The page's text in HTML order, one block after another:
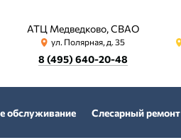
АТЦ Медведково, СВАО
ул. Полярная, д. 35
8 (495) 640-20-48
обслуживание Слесарный ремонт